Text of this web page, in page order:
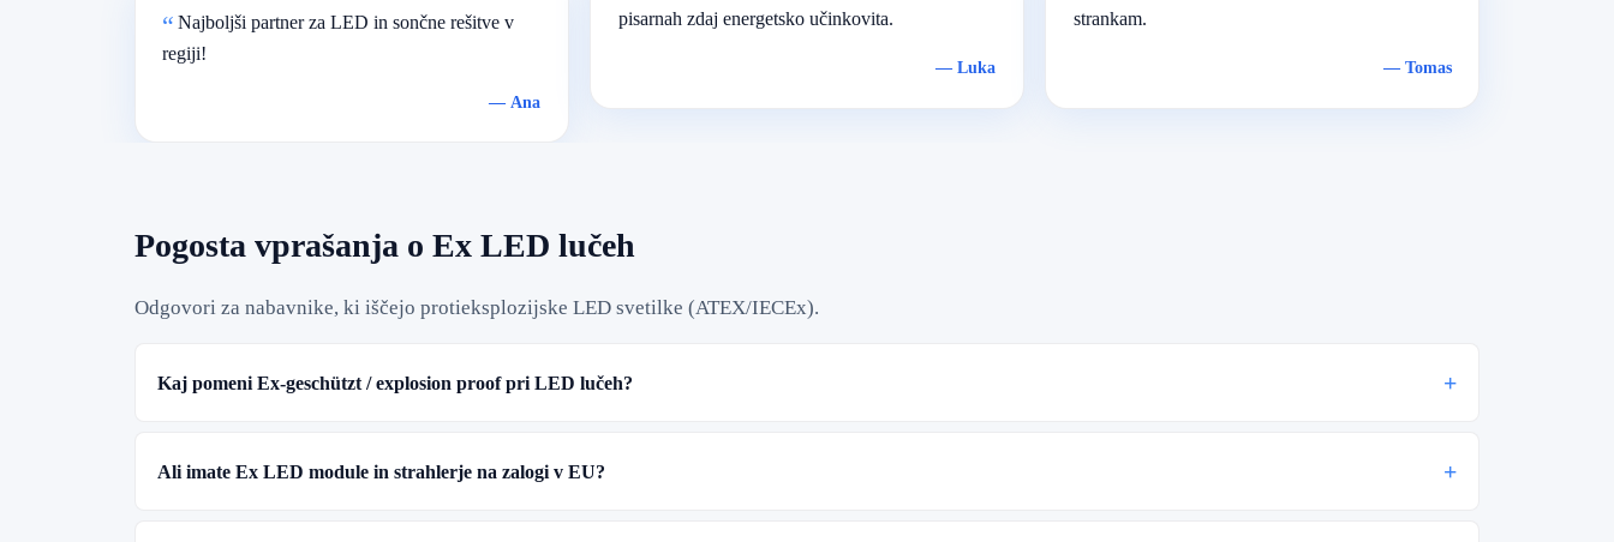
Najboljši partner za LED in sončne rešitve v
regiji!
— Ana
pisarnah zdaj energetsko učinkovita.
—Luka
strankam.
— Tomas
Pogosta vprašanja o Ex LED lučeh
Odgovori za nabavnike, ki iščejo protieksplozijske LED svetilke (ATEX/IECEx).
Kaj pomeni Ex-geschützt / explosion proof pri LED lučeh? +
Ali imate Ex LED module in strahlerje na zalogi v EU? +